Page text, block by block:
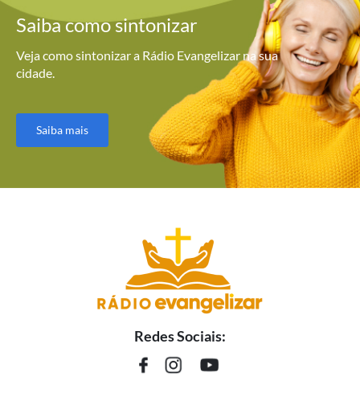
Saiba comosintonizar
Veja como sintonizar a Rádio Evangelizar na sua
cidade.
Saiba mais
Redes Sociais: